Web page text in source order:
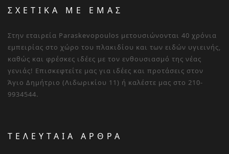
ΣΧΕΤΙΚΑ ΜΕ ΕΜΑΣ
Στην εταιρεία Paraskevopoulos μετουσιώνονται 40 χρόνια
εμπειρίας στο χώρο του πλακιδίου και των ειδών υγιεινής,
καθώς και φρέσκες ιδέες με τον ενθουσιασμό της νέας
γενιάς! Επισκεφτείτε μας για ιδέες και προτάσεις στον
Άγιο Δημήτριο (Λιδωρικίου 11) ή καλέστε μας στο 210-
9934544.
ΤΕΛΕΥΤΑΙΑ ΑΡΘΡΑ